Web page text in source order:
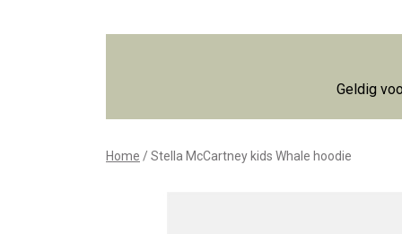
Stella
Whale
Geldig
Home Stella McCartney kids Whale hoodie